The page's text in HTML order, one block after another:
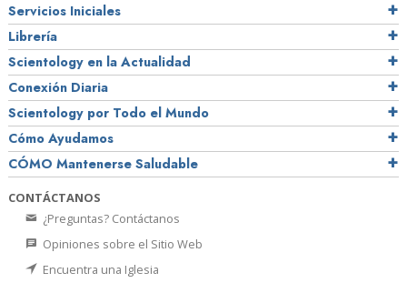
Servicios Iniciales
Librería
Scientology en la Actualidad
Conexión Diaria
Scientology por Todo el Mundo
Cómo Ayudamos
CÓMO Mantenerse Saludable
CONTÁCTANOS
¿Preguntas? Contáctanos
Opiniones sobre el Sitio Web
Encuentra una Iglesia